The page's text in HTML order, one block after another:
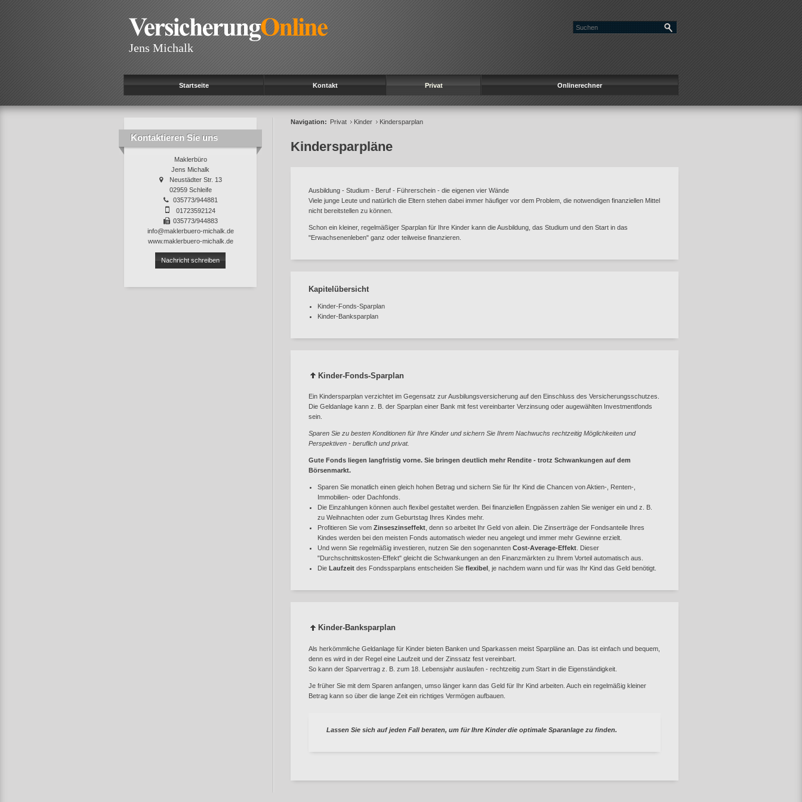
Jens Michalk
Startseite Kontakt Privat Onlinerechner
Kontaktieren Sie uns
Maklerbüro
Jens Michalk
Neustädter Str. 13
02959 Schleife
035773/944881
01723592124
035773/944883
info@maklerbuero-michalk.de
www.maklerbuero-michalk.de
Nachricht schreiben
Navigation: Privat Kinder Kindersparplan
Kindersparpläne
Ausbildung - Studium - Beruf - Führerschein - die eigenen vier Wände
Viele junge Leute und natürlich die Eltern stehen dabei immer häufiger vor dem Problem, die notwendigen finanziellen Mittel
nicht bereitstellen zu können.
Schon ein kleiner, regelmäßiger Sparplan für Ihre Kinder kann die Ausbildung, das Studium und den Start in das
"Erwachsenenleben" ganz oder teilweise finanzieren.
Kapitelübersicht
Kinder-Fonds-Sparplan
Kinder-Banksparplan
Kinder-Fonds-Sparplan
Ein Kindersparplan verzichtet im Gegensatz zur Ausbilungsversicherung auf den Einschluss des Versicherungsschutzes.
Die Geldanlage kann z. B. der Sparplan einer Bank mit fest vereinbarter Verzinsung oder augewählten Investmentfonds
sein.
Sparen Sie zu besten Konditionen für Ihre Kinder und sichern Sie Ihrem Nachwuchs rechtzeitig Möglichkeiten und
Perspektiven - beruflich und privat.
Gute Fonds liegen langfristig vorne. Sie bringen deutlich mehr Rendite - trotz Schwankungen auf dem
Börsenmarkt.
Sparen Sie monatlich einen gleich hohen Betrag und sichern Sie für Ihr Kind die Chancen von Aktien-, Renten-,
Immobilien- oder Dachfonds.
Die Einzahlungen können auch flexibel gestaltet werden. Bei finanziellen Engpässen zahlen Sie weniger ein und z. B.
zu Weihnachten oder zum Geburtstag Ihres Kindes mehr.
Profitieren Sie vom Zinseszinseffekt , denn so arbeitet Ihr Geld von allein. Die Zinserträge der Fondsanteile Ihres
Kindes werden bei den meisten Fonds automatisch wieder neu angelegt und immer mehr Gewinne erzielt.
Und wenn Sie regelmäßig investieren, nutzen Sie den sogenannten Cost-Average-Effekt . Dieser
"Durchschnittskosten-Effekt" gleicht die Schwankungen an den Finanzmärkten zu Ihrem Vorteil automatisch aus.
Die Laufzeit des Fondssparplans entscheiden Sie flexibel , je nachdem wann und für was Ihr Kind das Geld benötigt.
Kinder-Banksparplan
Als herkömmliche Geldanlage für Kinder bieten Banken und Sparkassen meist Sparpläne an. Das ist einfach und bequem,
denn es wird in der Regel eine Laufzeit und der Zinssatz fest vereinbart.
So kann der Sparvertrag z. B. zum 18. Lebensjahr auslaufen - rechtzeitig zum Start in die Eigenständigkeit.
Je früher Sie mit dem Sparen anfangen, umso länger kann das Geld für Ihr Kind arbeiten. Auch ein regelmäßig kleiner
Betrag kann so über die lange Zeit ein richtiges Vermögen aufbauen.
Lassen Sie sich auf jeden Fall beraten, um für Ihre Kinder die optimale Sparanlage zu finden.